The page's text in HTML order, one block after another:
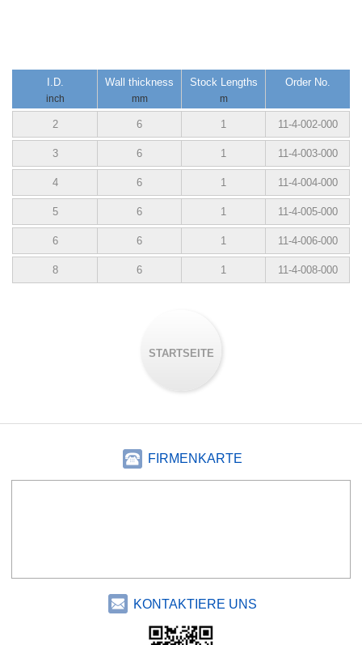
I.D.
inch
Wall thickness
mm
Stock Lengths
m
Order No.
2 6 1 11-4-002-000
3 6 1 11-4-003-000
4 6 1 11-4-004-000
5 6 1 11-4-005-000
6 6 1 11-4-006-000
8 6 1 11-4-008-000
STARTSEITE
FIRMENKARTE
KONTAKTIERE UNS